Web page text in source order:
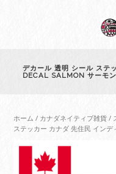
デカール 透明 シール ステ
DECAL SALMON サーモン
ホーム / カナダネイティブ雑貨 /
ステッカー カナダ 先住民 イン